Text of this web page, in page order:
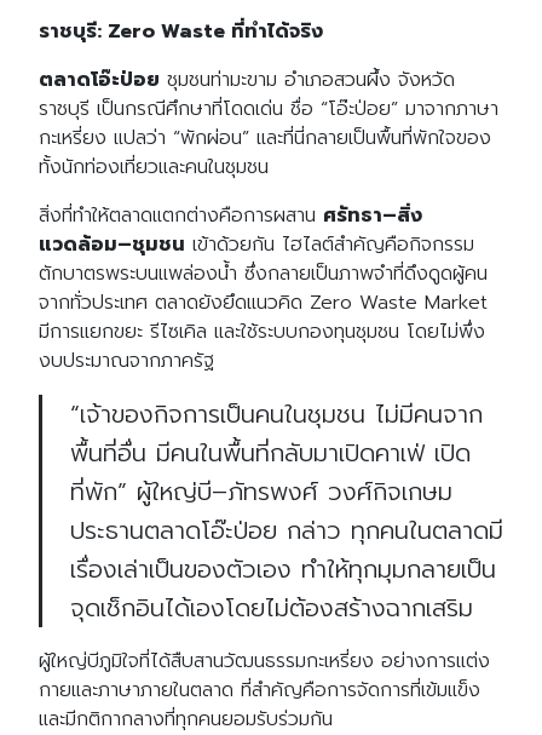
ราชบุรี: Zero Waste ที่ทำได้จริง
ตลาดโอ๊ะป่อย ชุมชนท่ามะขาม อำเภอสวนผึ้ง จังหวัด
ราชบุรี เป็นกรณีศึกษาที่โดดเด่น ชื่อ “โอ๊ะป่อย” มาจากภาษา
กะเหรี่ยง แปลว่า “พักผ่อน” และที่นี่กลายเป็นพื้นที่พักใจของ
ทั้งนักท่องเที่ยวและคนในชุมชน
สิ่งที่ทำให้ตลาดแตกต่างคือการผสาน ศรัทธา–สิ่ง
แวดล้อม–ชุมชน เข้าด้วยกัน ไฮไลต์สำคัญคือกิจกรรม
ตักบาตรพระบนแพล่องน้ำ ซึ่งกลายเป็นภาพจำที่ดึงดูดผู้คน
จากทั่วประเทศ ตลาดยังยึดแนวคิด Zero Waste Market
มีการแยกขยะ รีไซเคิล และใช้ระบบกองทุนชุมชน โดยไม่พึ่ง
งบประมาณจากภาครัฐ
“เจ้าของกิจการเป็นคนในชุมชน ไม่มีคนจาก
พื้นที่อื่น มีคนในพื้นที่กลับมาเปิดคาเฟ่ เปิด
ที่พัก” ผู้ใหญ่บี–ภัทรพงศ์ วงศ์กิจเกษม
ประธานตลาดโอ๊ะป่อย กล่าว ทุกคนในตลาดมี
เรื่องเล่าเป็นของตัวเอง ทำให้ทุกมุมกลายเป็น
จุดเช็กอินได้เองโดยไม่ต้องสร้างฉากเสริม
ผู้ใหญ่บีภูมิใจที่ได้สืบสานวัฒนธรรมกะเหรี่ยง อย่างการแต่ง
กายและภาษาภายในตลาด ที่สำคัญคือการจัดการที่เข้มแข็ง
และมีกติกากลางที่ทุกคนยอมรับร่วมกัน